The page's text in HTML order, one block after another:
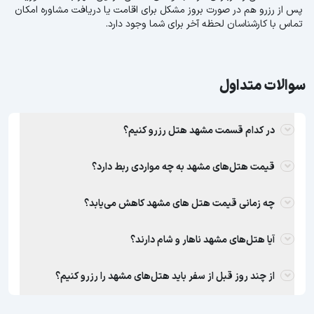
پس از رزرو هم در صورت بروز مشکل برای اقامت یا دریافت مشاوره امکان
تماس با کارشناسان لحظه آخر برای شما وجود دارد.
سوالات متداول
در کدام قسمت مشهد هتل رزرو کنیم؟
قیمت هتل‌های مشهد به چه مواردی ربط دارد؟
چه زمانی قیمت هتل های مشهد کاهش می‌یابد؟
آیا هتل‌های مشهد ناهار و شام دارند؟
از چند روز قبل از سفر باید هتل‌های مشهد را رزرو کنیم؟